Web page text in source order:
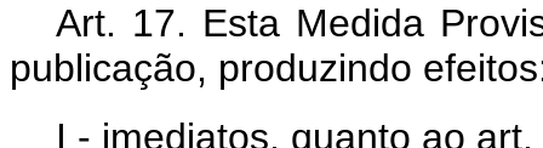
Art. 17. Esta Medida
publicação, produzindo
I - imediatos, quanto ao art.